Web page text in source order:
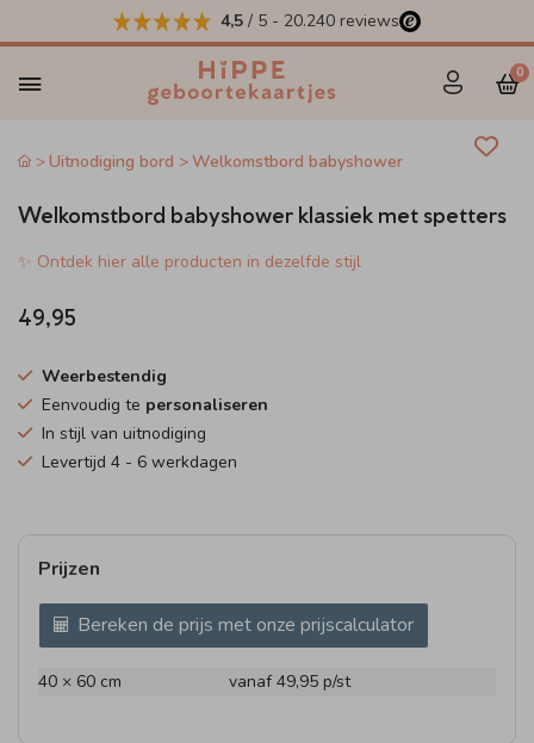
4,5 / 5 - 20.240 reviews
0
Uitnodiging bord Welkomstbord babyshower
Welkomstbord babyshower klassiek met spetters
✨ Ontdek hier alle producten in dezelfde stijl
49,95
Weerbestendig
Eenvoudig te personaliseren
In stijl van uitnodiging
Levertijd 4 - 6 werkdagen
Prijzen
Bereken de prijs met onze prijscalculator
40 × 60 cm vanaf 49,95 p/st